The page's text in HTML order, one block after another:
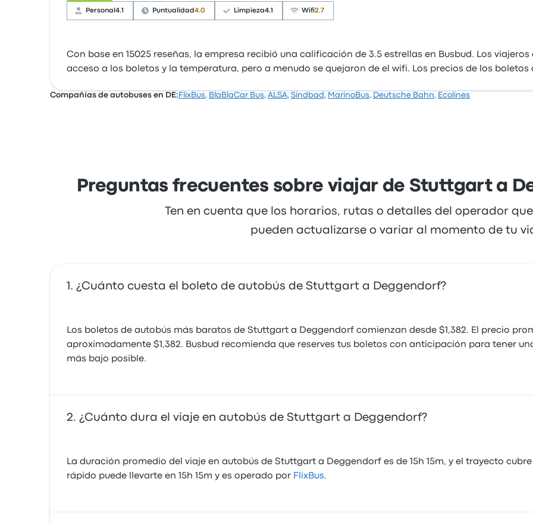
Personal 4.1 Puntualidad 4.0 Limpieza4.1 Wifi2.7
Con base en 15025 reseñas, la empresa recibió una calificación de 3.5 estrellas en Busbud. Los
acceso a los boletos y la temperatura, pero a menudo se quejaron de el wifi. Los precios de los boletos
Compañías de autobuses en DE: FlixBus, BlaBlaCar Bus, ALSA, Sindbad , MarinoBus, Deutsche Bahn, Ecolines
Preguntas frecuentes sobre viajar de Stuttgart a
Ten en cuenta que los horarios, rutas o detalles del operador
pueden actualizarse o variar al momento de tu
¿Cuánto cuesta el boleto de autobús de Stuttgart a Deggendorf?
Los boletos de autobús más baratos de Stuttgart a Deggendorf comienzan desde $1,382. El precio
aproximadamente $1,382. Busbud recomienda que reserves tus boletos con anticipación para tener
más bajo posible.
¿Cuánto dura el viaje en autobús de Stuttgart a Deggendorf?
La duración promedio del viaje en autobús de Stuttgart a Deggendorf es de 15h 15m, y el trayecto
rápido puede llevarte en 15h 15m y es operado por FlixBus.